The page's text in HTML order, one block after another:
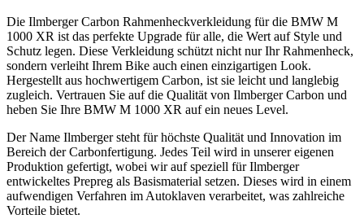
Die Ilmberger Carbon Rahmenheckverkleidung für die BMW M
1000 XR ist das perfekte Upgrade für alle, die Wert auf Style und
Schutz legen. Diese Verkleidung schützt nicht nur Ihr Rahmenheck,
sondern verleiht Ihrem Bike auch einen einzigartigen Look.
Hergestellt aus hochwertigem Carbon, ist sie leicht und langlebig
zugleich. Vertrauen Sie auf die Qualität von Ilmberger Carbon und
heben Sie Ihre BMW M 1000 XR auf ein neues Level.
Der Name Ilmberger steht für höchste Qualität und Innovation im
Bereich der Carbonfertigung. Jedes Teil wird in unserer eigenen
Produktion gefertigt, wobei wir auf speziell für Ilmberger
entwickeltes Prepreg als Basismaterial setzen. Dieses wird in einem
aufwendigen Verfahren im Autoklaven verarbeitet, was zahlreiche
Vorteile bietet.